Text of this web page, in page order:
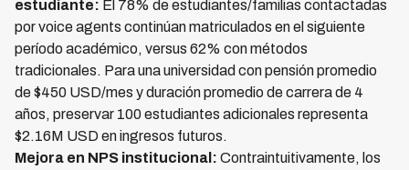
estudiante: El 78% de estudiantes/familias contactadas
por voice agents continúan matriculados en el siguiente
período académico, versus 62% con métodos
tradicionales. Para una universidad con pensión promedio
de $450 USD/mes y duración promedio de carrera de 4
años, preservar 100 estudiantes adicionales representa
$2.16M USD en ingresos futuros.
Mejora en NPS institucional: Contraintuitivamente, los